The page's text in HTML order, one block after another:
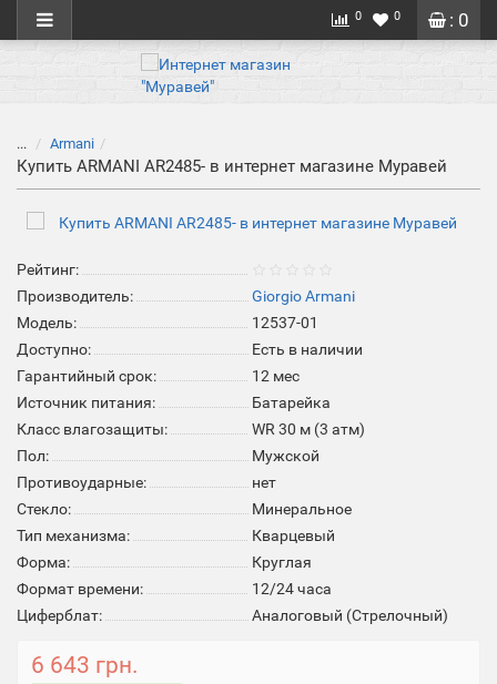
: 0
0 0
... Armani
Купить ARMANI AR2485- в интернет магазине Муравей
Рейтинг:
Производитель:
Giorgio Armani
Модель:
12537-01
Доступно:
Есть в наличии
Гарантийный срок:
12 мес
Источник питания:
Батарейка
Класс влагозащиты:
WR 30 м (3 атм)
Пол:
Мужской
Противоударные:
нет
Стекло:
Минеральное
Тип механизма:
Кварцевый
Форма:
Круглая
Формат времени:
12/24 часа
Циферблат:
Аналоговый (Стрелочный)
6 643 грн.